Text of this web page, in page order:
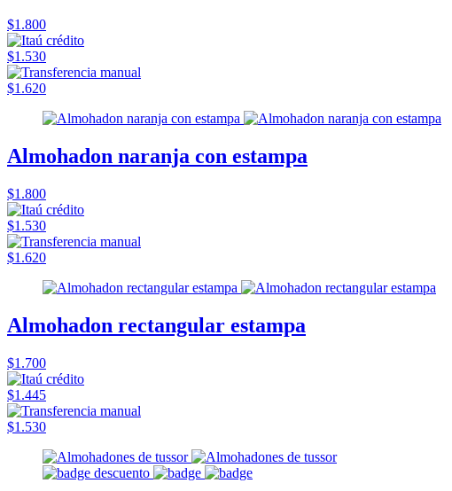
$1.800
$1.530
$1.620
Almohadon naranja con estampa
$1.800
$1.530
$1.620
Almohadon rectangular estampa
$1.700
$1.445
$1.530